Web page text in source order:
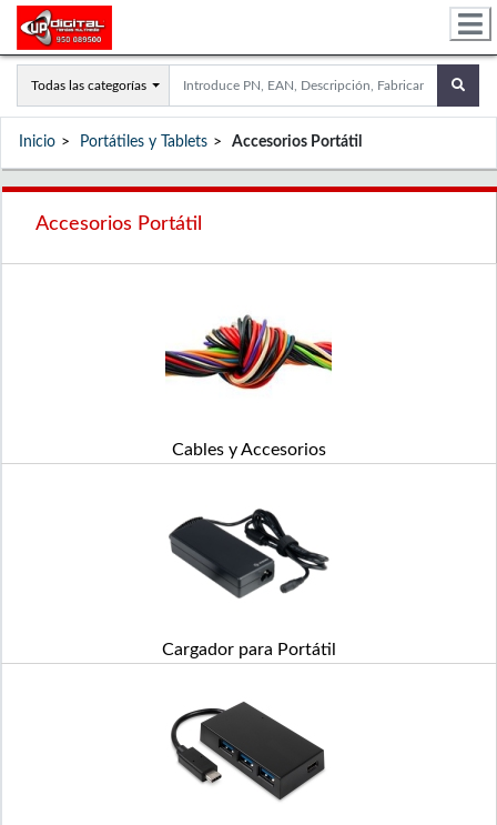
Todas las categorías
Inicio Portátiles y Tablets Accesorios Portátil
Accesorios Portátil
Cables y Accesorios
Cargador para Portátil